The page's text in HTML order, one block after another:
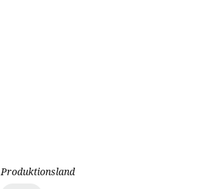
Produktionsland